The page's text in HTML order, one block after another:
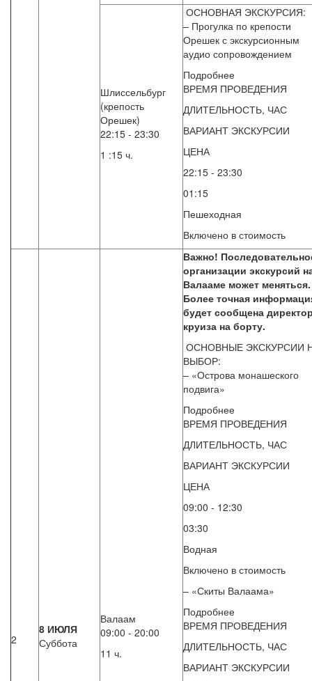
Шлиссельбург
(крепость
Орешек)
22:15 - 23:30
1 :15 ч.
ОСНОВНАЯ ЭКСКУРСИЯ:
– Прогулка по крепости
Орешек с экскурсионным
аудио сопровождением
Подробнее
ВРЕМЯ ПРОВЕДЕНИЯ
ДЛИТЕЛЬНОСТЬ, ЧАС
ВАРИАНТ ЭКСКУРСИИ
ЦЕНА
22:15 - 23:30
01:15
Пешеходная
Включено в стоимость
2
8 ИЮЛЯ
Суббота
Валаам
09:00 - 20:00
11 ч.
Важно!
организации экскурсий
Валааме может меняться.
Более точная
будет сообщена
круиза на борту.
ОСНОВНЫЕ ЭКСКУРСИИ
ВЫБОР:
– «Острова монашеского
подвига»
Подробнее
ВРЕМЯ ПРОВЕДЕНИЯ
ДЛИТЕЛЬНОСТЬ, ЧАС
ВАРИАНТ ЭКСКУРСИИ
ЦЕНА
09:00 - 12:30
03:30
Водная
Включено в стоимость
– «Скиты Валаама»
Подробнее
ВРЕМЯ ПРОВЕДЕНИЯ
ДЛИТЕЛЬНОСТЬ, ЧАС
ВАРИАНТ ЭКСКУРСИИ